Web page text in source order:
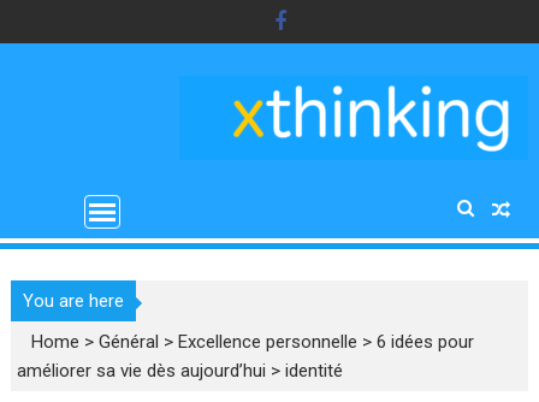
to
You are here
Home >Général >Excellence personnelle >6 idées pour
améliorer sa vie dès aujourd’hui >identité